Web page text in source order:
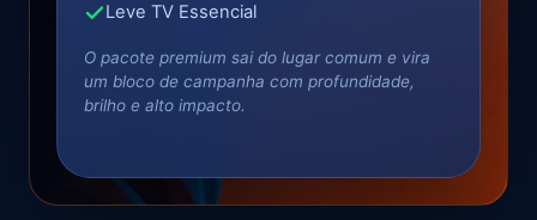
Leve TV Essencial
O pacote premium sai do lugar comum e vira
um bloco de campanha com profundidade,
brilho e alto impacto.